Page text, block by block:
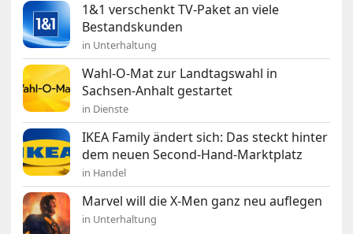
1&1 verschenkt TV-Paket an viele
Bestandskunden
in Unterhaltung
Wahl-O-Mat zur Landtagswahl in
Sachsen-Anhalt gestartet
in Dienste
IKEA Family ändert sich: Das steckt hinter
dem neuen Second-Hand-Marktplatz
in Handel
Marvel will die X-Men ganz neu auflegen
in Unterhaltung